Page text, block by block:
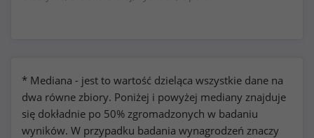
* Mediana - jest to wartość dzieląca wszystkie dane na
dwa równe zbiory. Poniżej i powyżej mediany znajduje
się dokładnie po 50% zgromadzonych w badaniu
wyników. W przypadku badania wynagrodzeń znaczy